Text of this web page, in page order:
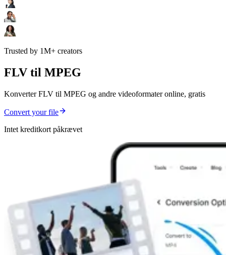
Trusted by 1M+ creators
FLV til MPEG
Konverter FLV til MPEG og andre videoformater online, gratis
Convert your file
Intet kreditkort påkrævet